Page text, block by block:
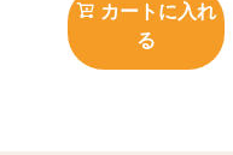
カートに入れ
る